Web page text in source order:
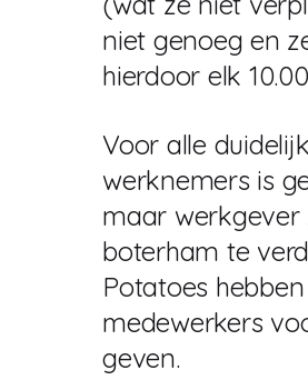
niet genoeg en
hierdoor elk
Voor alle
werknemers is
maar werkgever
boterham te
Potatoes
medewerkers
geven.